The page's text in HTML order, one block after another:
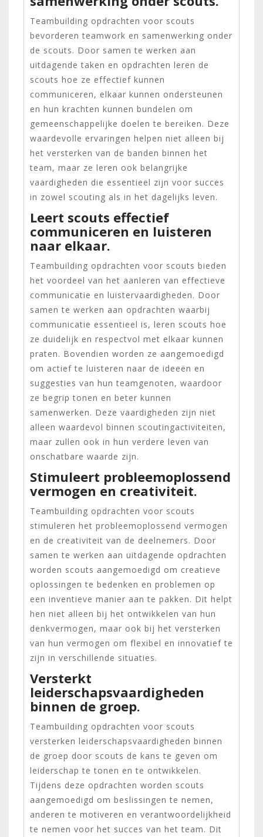
Teambuilding opdrachten voor scouts
bevorderen teamwork en samenwerking onder
de scouts. Door samen te werken aan
uitdagende taken en opdrachten leren de
scouts hoe ze effectief kunnen
communiceren, elkaar kunnen ondersteunen
en hun krachten kunnen bundelen om
gemeenschappelijke doelen te bereiken. Deze
waardevolle ervaringen helpen niet alleen bij
het versterken van de banden binnen het
team, maar ze leren ook belangrijke
vaardigheden die essentieel zijn voor succes
in zowel scouting als in het dagelijks leven.
Leert scouts effectief
communiceren en luisteren
naar elkaar.
Teambuilding opdrachten voor scouts bieden
het voordeel van het aanleren van effectieve
communicatie en luistervaardigheden. Door
samen te werken aan opdrachten waarbij
communicatie essentieel is, leren scouts hoe
ze duidelijk en respectvol met elkaar kunnen
praten. Bovendien worden ze aangemoedigd
om actief te luisteren naar de ideeën en
suggesties van hun teamgenoten, waardoor
ze begrip tonen en beter kunnen
samenwerken. Deze vaardigheden zijn niet
alleen waardevol binnen scoutingactiviteiten,
maar zullen ook in hun verdere leven van
onschatbare waarde zijn.
Stimuleert probleemoplossend
vermogen en creativiteit.
Teambuilding opdrachten voor scouts
stimuleren het probleemoplossend vermogen
en de creativiteit van de deelnemers. Door
samen te werken aan uitdagende opdrachten
worden scouts aangemoedigd om creatieve
oplossingen te bedenken en problemen op
een inventieve manier aan te pakken. Dit helpt
hen niet alleen bij het ontwikkelen van hun
denkvermogen, maar ook bij het versterken
van hun vermogen om flexibel en innovatief te
zijn in verschillende situaties.
Versterkt
leiderschapsvaardigheden
binnen de groep.
Teambuilding opdrachten voor scouts
versterken leiderschapsvaardigheden binnen
de groep door scouts de kans te geven om
leiderschap te tonen en te ontwikkelen.
Tijdens deze opdrachten worden scouts
aangemoedigd om beslissingen te nemen,
anderen te motiveren en verantwoordelijkheid
te nemen voor het succes van het team. Dit